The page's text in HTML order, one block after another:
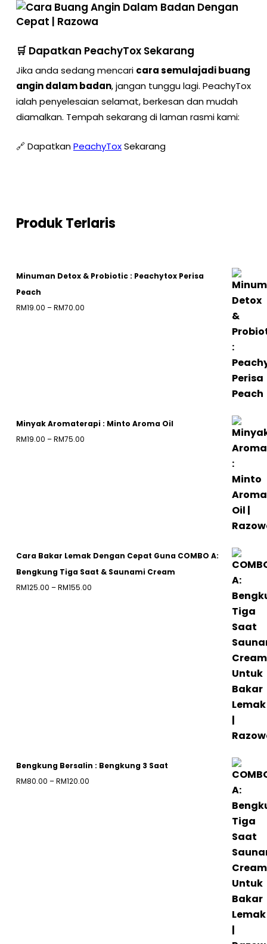
🛒 Dapatkan PeachyTox Sekarang
Jika anda sedang mencari cara semulajadi buang
angin dalam badan, jangan tunggu lagi. PeachyTox
ialah penyelesaian selamat, berkesan dan mudah
diamalkan. Tempah sekarang di laman rasmi kami:
🔗 DapatkanPeachyToxSekarang
Produk Terlaris
Minuman Detox & Probiotic : Peachytox Perisa
Peach
RM19.00 –RM70.00Price
Minyak Aromaterapi : Minto Aroma Oil
RM19.00 –RM75.00Price
Cara Bakar Lemak Dengan Cepat Guna COMBO A:
Bengkung Tiga Saat & Saunami Cream
RM125.00 –RM155.00Price
Bengkung Bersalin : Bengkung 3 Saat
RM80.00 –RM120.00Price